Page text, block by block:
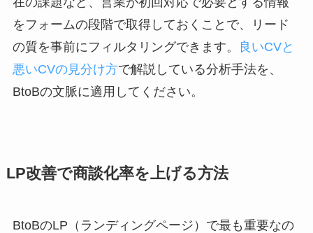
をフォームの段階で取得しておくことで、リード
の質を事前にフィルタリングできます。
良いCVと
悪いCVの見分け方で解説している分析手法を、
BtoBの文脈に適用してください。
LP改善で商談化率を上げる方法
BtoBのLP（ランディングページ）で最も重要なの